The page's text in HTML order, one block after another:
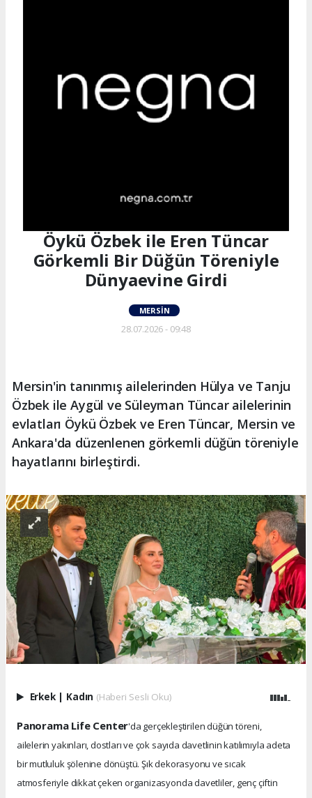
Öykü Özbek ile Eren Tüncar
Görkemli Bir Düğün Töreniyle
Dünyaevine Girdi
MERSIN
28.07.2026 - 09:48
Mersin'in tanınmış ailelerinden Hülya ve Tanju
Özbek ile Aygül ve Süleyman Tüncar ailelerinin
evlatları Öykü Özbek ve Eren Tüncar, Mersin ve
Ankara'da düzenlenen görkemli düğün töreniyle
hayatlarını birleştirdi.
Erkek | Kadın (Haberi Sesli Oku)
Panorama Life Center'da gerçekleştirilen düğün töreni,
ailelerin yakınları, dostları ve çok sayıda davetlinin katılımıyla adeta
bir mutluluk şölenine dönüştü. Şık dekorasyonu ve sıcak
atmosferiyle dikkat çeken organizasyonda davetliler, genç çiftin